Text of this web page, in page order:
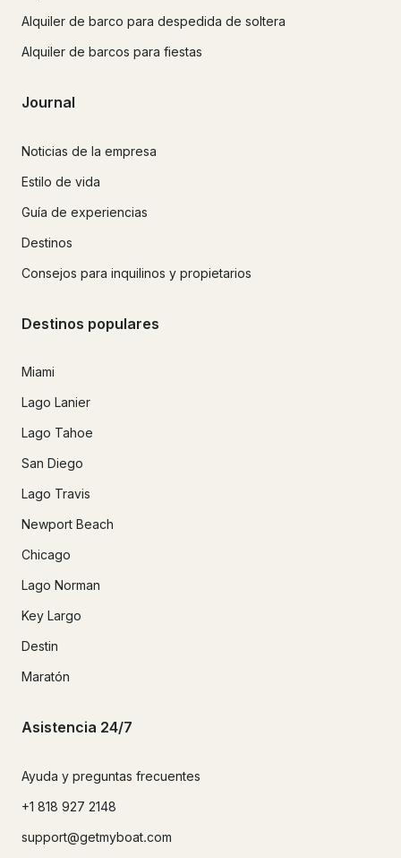
Alquiler de barco para despedida de soltera
Alquiler de barcos para fiestas
Journal
Noticias de la empresa
Estilo de vida
Guía de experiencias
Destinos
Consejos para inquilinos y propietarios
Destinos populares
Miami
Lago Lanier
Lago Tahoe
San Diego
Lago Travis
Newport Beach
Chicago
Lago Norman
Key Largo
Destin
Maratón
Asistencia 24/7
Ayuda y preguntas frecuentes
+1 818 927 2148
support@getmyboat.com